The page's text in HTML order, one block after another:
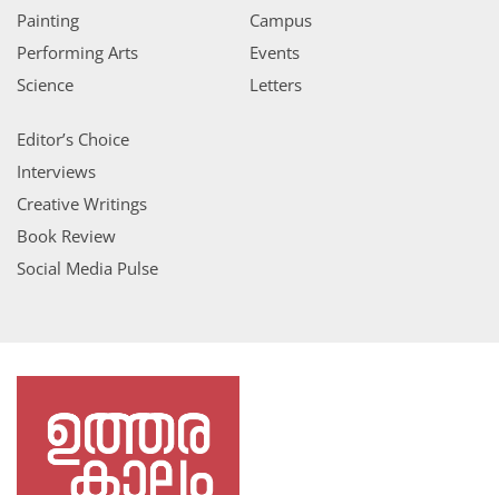
Painting
Performing Arts
Science
Campus
Events
Letters
Editor’s Choice
Interviews
Creative Writings
Book Review
Social Media Pulse